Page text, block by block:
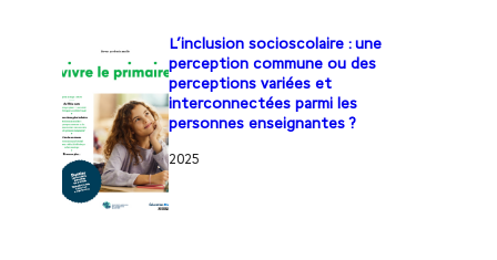
L’inclusion socioscolaire : une
perception commune ou des
perceptions variées et
interconnectées parmi les
personnes enseignantes ?
2025